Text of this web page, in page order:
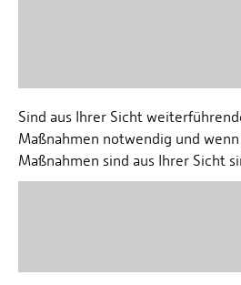
Personensuche
Sind aus Ihrer Sicht
Maßnahmen notwendig und
Maßnahmen sind aus Ihrer Sicht